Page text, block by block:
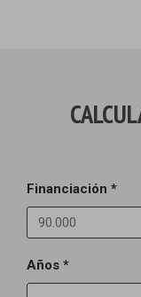
Financiación *
Años *